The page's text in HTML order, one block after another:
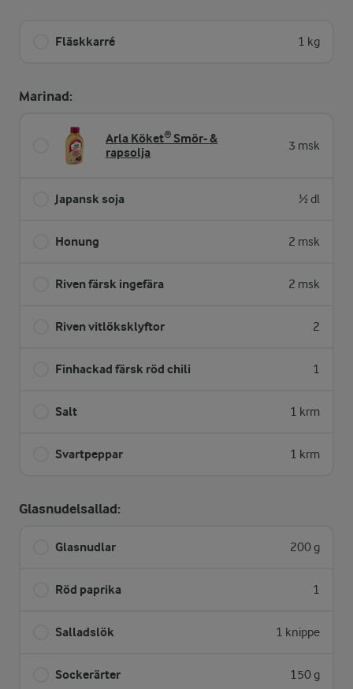
Fläskkarré 1 kg
Marinad:
Arla Köket® Smör- &
rapsolja
3 msk
Japansk soja ½ dl
Honung 2 msk
Riven färsk ingefära 2 msk
Riven vitlöksklyftor 2
Finhackad färsk röd chili 1
Salt 1 krm
Svartpeppar 1 krm
Glasnudelsallad:
Glasnudlar 200 g
Röd paprika 1
Salladslök 1 knippe
Sockerärter 150 g